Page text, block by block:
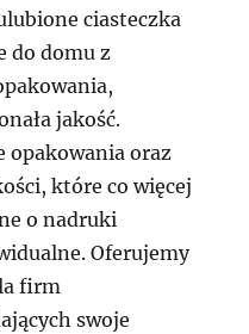
ciasteczka
do domu z
jakość.
opakowania oraz
które co więcej
o nadruki
Oferujemy
firm
swoje